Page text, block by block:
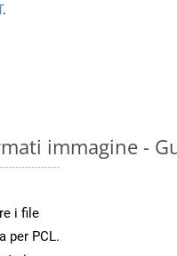
.
immagine -
i file
per PCL.